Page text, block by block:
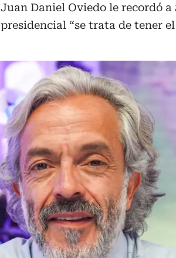
Juan Daniel Oviedo le recordó
presidencial “se trata de tener